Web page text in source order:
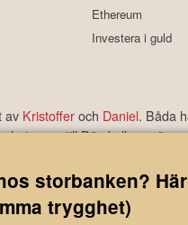
Ethereum
Investera i guld
av Kristofferoch Daniel. Båda
om till Börskollens
som är bland de bästa i
baserade på information som direkt
storbanken?
trygghet)